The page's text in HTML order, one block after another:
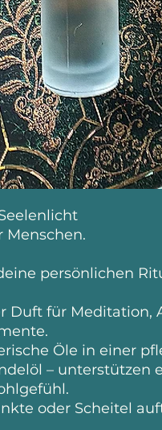
Menschen.
persönlichen
Duft für Meditation,
Öle in einer
– unterstützen
oder Scheitel